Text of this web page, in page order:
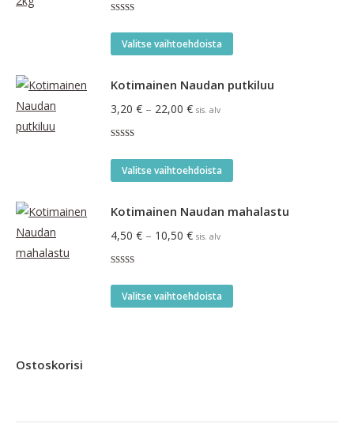
tuotteesta:
5.00/ 5
Valitse vaihtoehdoista
on
tehdä
valinnat
tuotteen
Kotimainen Naudan putkiluu
3,20 € – 22,00 €Hintaluokka:
22,00 €
sis. alv
5.00/ 5
Valitse vaihtoehdoista
on
tehdä
valinnat
Kotimainen Naudan mahalastu
4,50 € – 10,50 €Hintaluokka:
10,50 €
sis. alv
tuotteesta:
5.00/ 5
Valitse vaihtoehdoista
Ostoskorisi